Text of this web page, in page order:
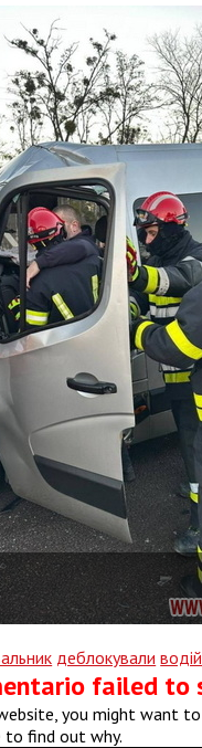
деблокували водій
failed
you might want
to find out why.